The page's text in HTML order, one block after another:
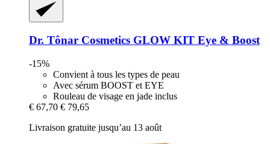
Dr. Tônar Cosmetics GLOW KIT Eye & Boost
-15%
Convient à tous les types de peau
Avec sérum BOOST et EYE
Rouleau de visage en jade inclus
€ 67,70 € 79,65
Livraison gratuite jusqu’au 13 août